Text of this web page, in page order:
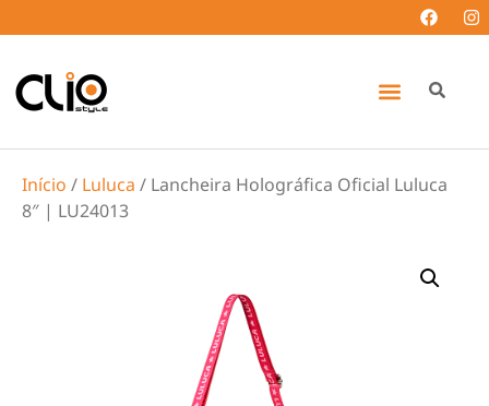
Início / Luluca / Lancheira Holográfica Oficial Luluca
8″ | LU24013